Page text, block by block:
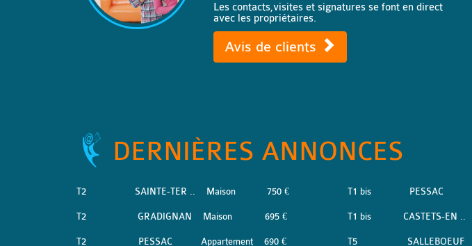
Les contacts,visites et signatures se font en direct
avec les propriétaires.
Avis de clients
DERNIÈRES ANNONCES
T2 SAINTE-TER .. Maison 750 €
T2 GRADIGNAN Maison 695 €
T2 PESSAC Appartement 690 €
T1 bis PESSAC
T1 bis CASTETS-EN ..
T5 SALLEBOEUF